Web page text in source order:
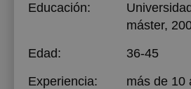
Educación:
máster,
Edad:
36-45
Experiencia:
más de 10